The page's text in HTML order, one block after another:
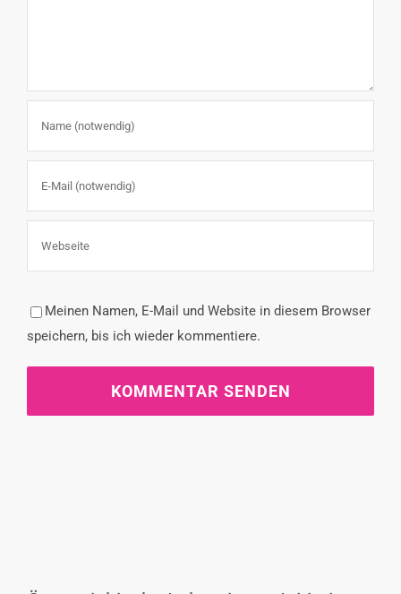
Meinen Namen, E-Mail und Website in diesem Browser
speichern, bis ich wieder kommentiere.